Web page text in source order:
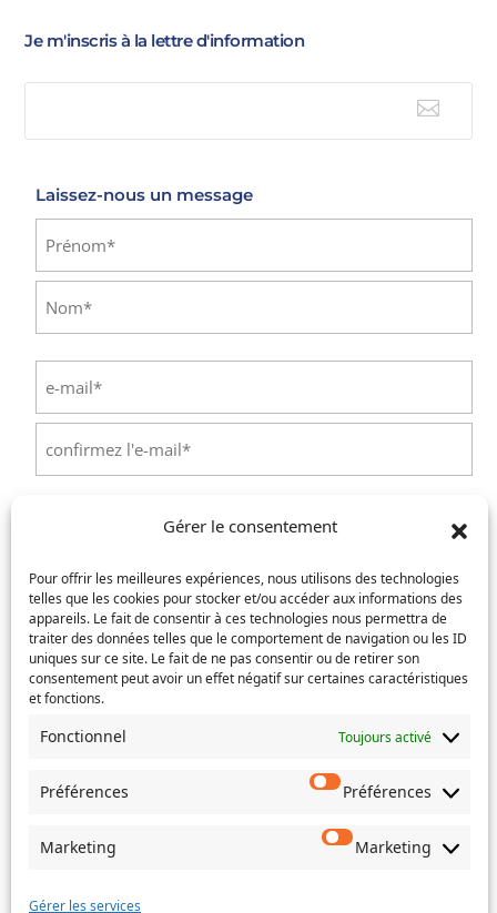
Gérer le consentement
Pour offrir les meilleures expériences, nous utilisons des technologies
telles que les cookies pour stocker et/ou accéder aux informations des
appareils. Le fait de consentir à ces technologies nous permettra de
traiter des données telles que le comportement de navigation ou les ID
uniques sur ce site. Le fait de ne pas consentir ou de retirer son
consentement peut avoir un effet négatif sur certaines caractéristiques
et fonctions.
Fonctionnel Toujours activé
Préférences Préférences
Marketing Marketing
Gérer les services
Je m'inscris à la lettre d'information

Laissez-nous un message
Prénom
mail(Nécessaire)
Saisissez
un
e-
(Nécessaire)
Service concerné (Nécessaire)
Si votre demande concerne des actes de naissance et/ou
de mariage, choisissez l'Etat-Civil comme service
concerné.
Message(Nécessaire)